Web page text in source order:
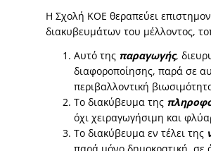
Η Σχολή KOΕ θεραπεύει
διακυβευμάτων του μέλλοντος,
Αυτό της παραγωγής,
διαφοροποίησης, παρά σε
περιβαλλοντική
Το διακύβευμα της
όχι χειραγωγήσιμη και
Το διακύβευμα εν τέλει της